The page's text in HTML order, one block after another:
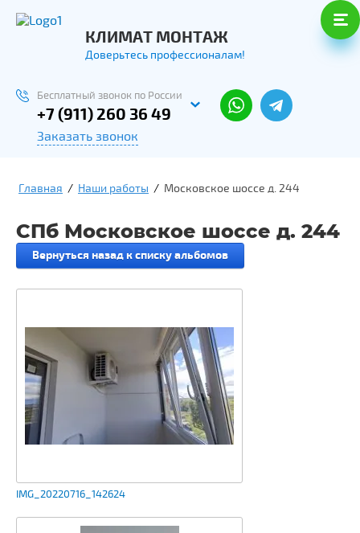
КЛИМАТ МОНТАЖ
Доверьтесь профессионалам!
Бесплатный звонок по России
+7 (911) 260 36 49
Заказать звонок
Главная / Наши работы / Московское шоссе д. 244
СПб Московское шоссе д. 244
Вернуться назад к списку альбомов
IMG_20220716_142624